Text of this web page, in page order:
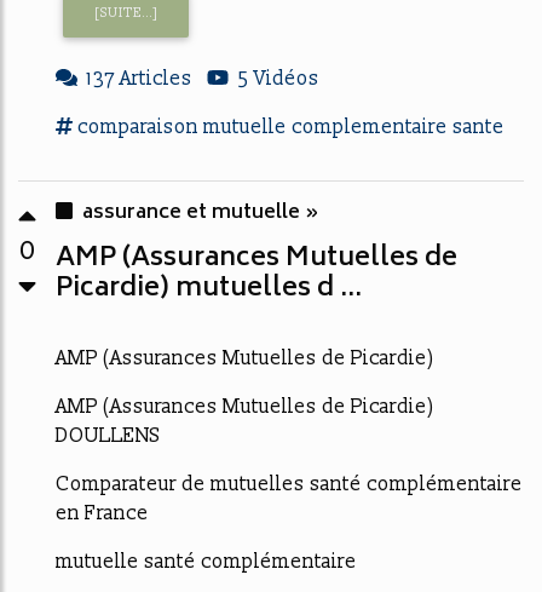
[SUITE...]
137 Articles
5 Vidéos
comparaison mutuelle complementaire sante
0
assurance et mutuelle »
AMP (Assurances Mutuelles de
Picardie) mutuelles d ...
AMP (Assurances Mutuelles de Picardie)
AMP (Assurances Mutuelles de Picardie)
DOULLENS
Comparateur de mutuelles santé complémentaire
en France
mutuelle santé complémentaire